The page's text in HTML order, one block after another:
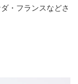
・フランスなどさ